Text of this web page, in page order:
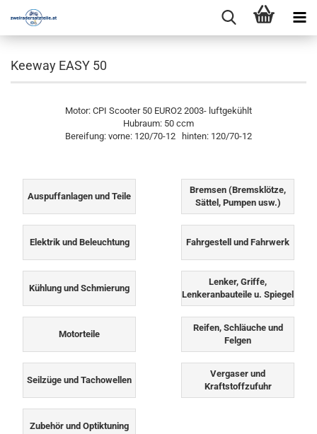
Keeway EASY 50
Motor: CPI Scooter 50 EURO2 2003- luftgekühlt
Hubraum: 50 ccm
Bereifung: vorne: 120/70-12 hinten: 120/70-12
Auspuffanlagen und Teile
Bremsen (Bremsklötze,
Sättel, Pumpen usw.)
Elektrik und Beleuchtung Fahrgestell und Fahrwerk
Kühlung und Schmierung
Lenker, Griffe,
Lenkeranbauteile u. Spiegel
Motorteile
Reifen, Schläuche und
Felgen
Seilzüge und Tachowellen
Vergaser und
Kraftstoffzufuhr
Zubehör und Optiktuning